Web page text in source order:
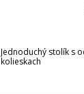
Jednoduchý stolík s
kolieskach